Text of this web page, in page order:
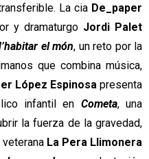
La cia De_paper
y dramaturgo Jordi Palet
el món, un reto por la
que combina música,
López Espinosa presenta
infantil en Cometa, una
la fuerza de la gravedad,
veterana La Pera Llimonera